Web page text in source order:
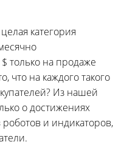
категория
только на продаже
что на каждого такого
Из нашей
о достижениях
и индикаторов,